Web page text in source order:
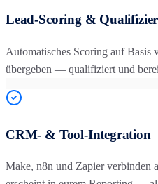
Lead-Scoring &
Automatisches Scoring auf Basis
übergeben — qualifiziert und
CRM- & Tool-Integration
Make, n8n und Zapier verbinden